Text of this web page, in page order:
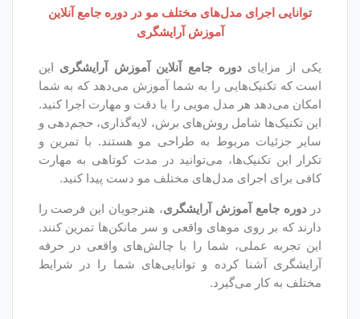
مدل‌های مختلف مو در دوره جامع آنلاین
دوره جامع آنلاین آموزش آرایشگریاین
را به شما آموزش می‌دهد که به شما
مدل مویی را با دقت و مهارت اجرا کنید.
روش‌های برش، لایه‌گذاری، حجم‌دهی و
به طراحی مو هستند. با تمرین و
می‌توانید در مدت کوتاهی به مهارت
مدل‌های مختلف مو دست پیدا کنید.
آرایشگری، هنرجویان این فرصت را
موهای واقعی و سر مانکن‌ها تمرین کنند.
شما را با چالش‌های واقعی در حرفه
کرده و توانایی‌های شما را در شرایط